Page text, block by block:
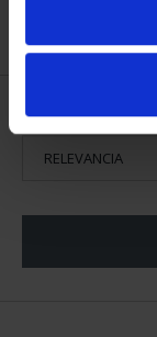
ORDENAR POR: